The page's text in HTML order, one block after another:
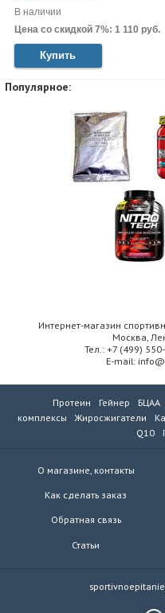
В наличии
Цена со скидкой 7%: 1 110 руб.
Купить
Популярное:
Интернет-магазин
Москва,
Тел.: +7 (499)
E-mail:
Протеин Гейнер БЦАА
комплексы
Жиросжигатели
Q10
О магазине, контакты
Как сделать заказ
Обратная связь
Статьи